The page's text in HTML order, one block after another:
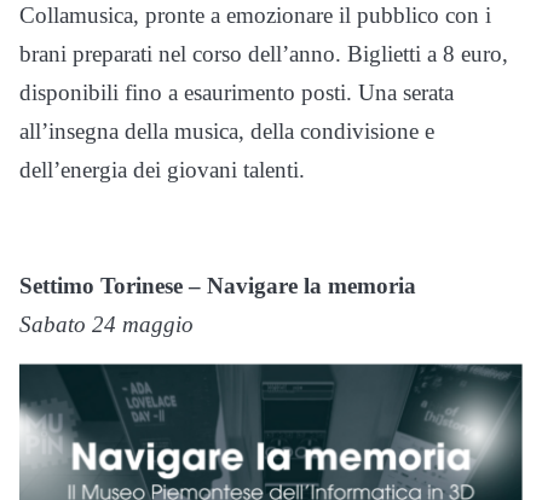
Collamusica, pronte a emozionare il pubblico con i
brani preparati nel corso dell’anno. Biglietti a 8 euro,
disponibili fino a esaurimento posti. Una serata
all’insegna della musica, della condivisione e
dell’energia dei giovani talenti.
Settimo Torinese – Navigare la memoria
Sabato 24 maggio